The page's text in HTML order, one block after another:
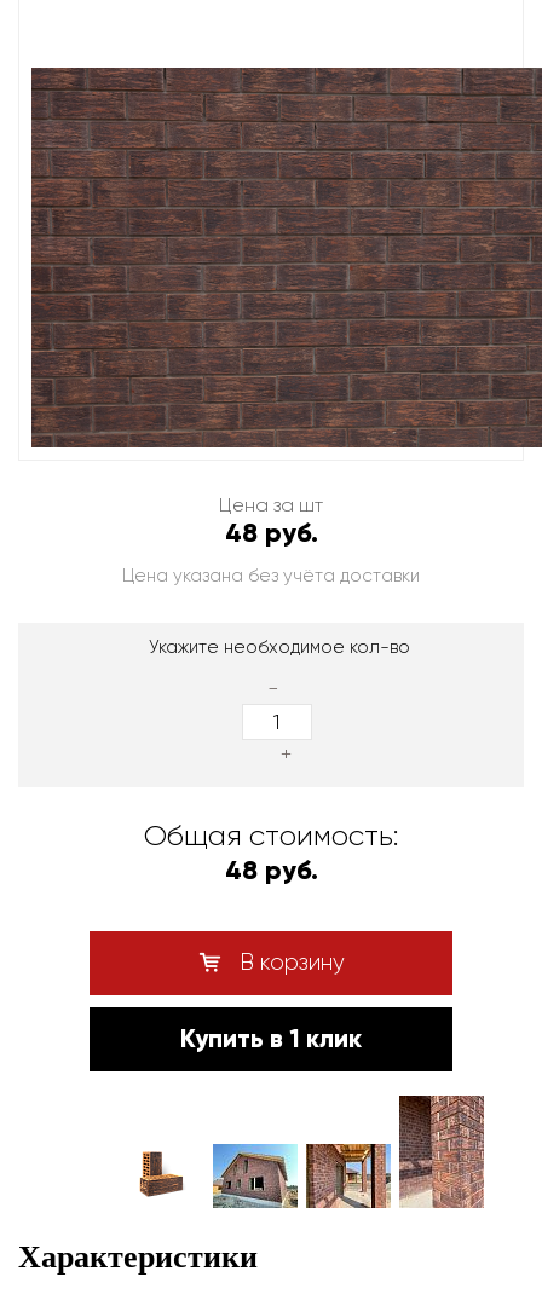
Цена за шт
48 руб.
Цена указана без учёта доставки
Укажите необходимое кол-во
-
+
Общая стоимость:
48 руб.
В корзину
Купить в 1 клик
Характеристики